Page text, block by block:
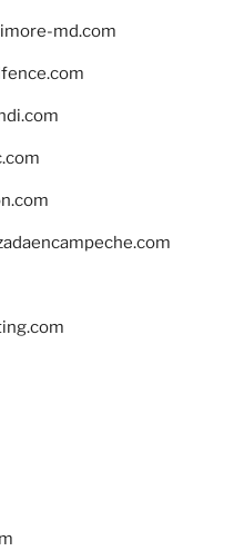
md.com